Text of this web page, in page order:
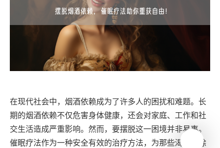
在现代社会中，烟酒依赖成为了许多人的困扰和难题。长
期的烟酒依赖不仅危害身体健康，还会对家庭、工作和社
交生活造成严重影响。然而，要摆脱这一困境并非易事。
催眠疗法作为一种安全有效的治疗方法，为那些渴望戒除